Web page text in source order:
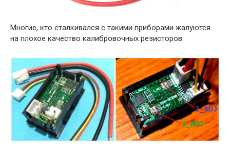
Многие, кто сталкивался с такими приборами жалуются
на плохое качество калибровочных резисторов.